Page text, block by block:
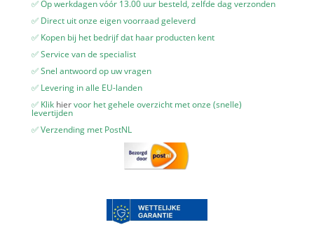
✅ Op werkdagen vóór 13.00 uur besteld, zelfde dag verzonden
✅ Direct uit onze eigen voorraad geleverd
✅ Kopen bij het bedrijf dat haar producten kent
✅ Service van de specialist
✅ Snel antwoord op uw vragen
✅ Levering in alle EU-landen
✅ Klik hiervoor het gehele overzicht met onze (snelle)
levertijden
✅ Verzending met PostNL